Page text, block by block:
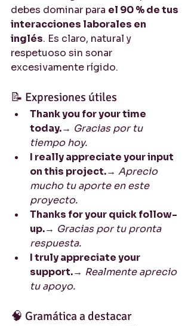
debes dominar para el 90 % de tus
interacciones laborales en
inglés. Es claro, natural y
respetuoso sin sonar
excesivamente rígido.
📝 Expresiones útiles
Thank you for your time
today.→ Gracias por tu
tiempo hoy.
I really appreciate your input
on this project.→ Aprecio
mucho tu aporte en este
proyecto.
Thanks for your quick follow-
up.→ Gracias por tu pronta
respuesta.
I truly appreciate your
support.→ Realmente aprecio
tu apoyo.
🧠 Gramática a destacar